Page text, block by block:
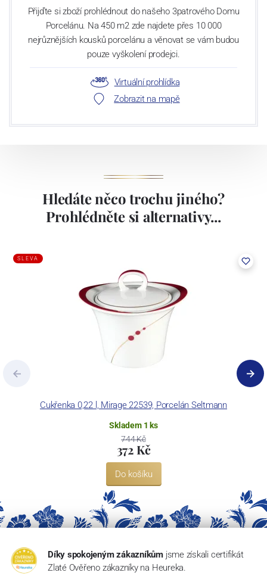
Přijďte si zboží prohlédnout do našeho 3patrového Domu
Porcelánu. Na 450 m2 zde najdete přes 10 000
nejrůznějších kousků porcelánu a věnovat se vám budou
pouze vyškolení prodejci.
Virtuální prohlídka
Zobrazit na mapě
Hledáte něco trochu jiného?
Prohlédněte si alternativy...
Cukřenka 0,22 l, Mirage 22539, Porcelán Seltmann
SLEVA
Skladem 1 ks
744 Kč
372 Kč
Do košíku
Díky spokojeným zákazníkům jsme získali certifikát
Zlaté Ověřeno zákazníky na Heureka.